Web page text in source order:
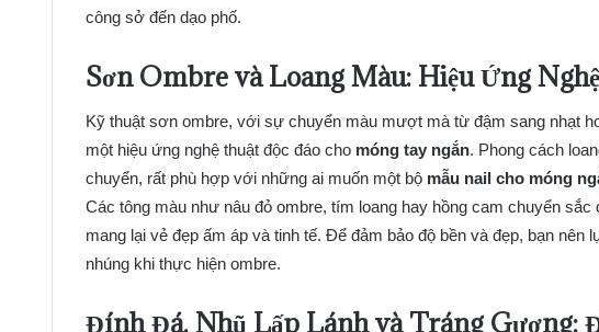
công sở đến dạo phố.
Sơn Ombre và Loang Màu: Hiệu Ứng
Kỹ thuật sơn ombre, với sự chuyển màu mượt mà từ đậm sang nhạt
một hiệu ứng nghệ thuật độc đáo cho móng tay ngắn. Phong cách
chuyển, rất phù hợp với những ai muốn một bộ mẫu nail cho móng
Các tông màu như nâu đỏ ombre, tím loang hay hồng cam chuyển
mang lại vẻ đẹp ấm áp và tinh tế. Để đảm bảo độ bền và đẹp, bạn
nhúng khi thực hiện ombre.
Đính Đá, Nhũ Lấp Lánh và Tráng Gương: